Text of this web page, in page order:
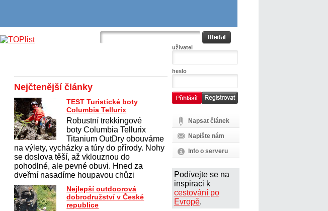
uživatel
heslo
Napsat článek
Napište nám
Info o serveru
Podívejte se na
inspiraci k
cestování po
Evropě.
Nejčtenější články
TEST Turistické boty
Columbia Tellurix
Robustní trekkingové
boty Columbia Tellurix
Titanium OutDry obouváme
na výlety, vycházky a túry do přírody. Nohy
se doslova těší, až vklouznou do
pohodlné, ale pevné obuvi. Hned za
dveřmí nasadíme houpavou chůzi
Nejlepší outdoorová
dobrodružství v České
republice